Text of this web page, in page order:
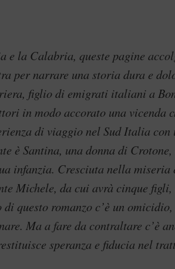
la Calabria, queste pagine
per narrare una storia dura e
figlio di emigrati italiani a
in modo accorato una vicenda
di viaggio nel Sud Italia
è Santina, una donna di
infanzia. Cresciuta nella miseria
Michele, da cui avrà cinque
questo romanzo c’è un omicidio,
Ma a fare da contraltare c’è
speranza e fiducia nel